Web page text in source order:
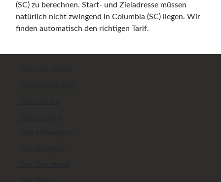
(SC) zu berechnen. Start- und Zieladresse müssen
natürlich nicht zwingend in Columbia (SC) liegen. Wir
finden automatisch den richtigen Tarif.